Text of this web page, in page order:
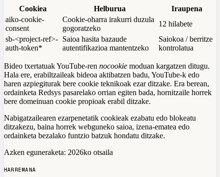
Cookiea Helburua
Iraupena
aiko-cookie-
consent
Cookie-oharra irakurri duzula
gogoratzeko
12 hilabete
sb-<project-ref>-
auth-token*
Saioa hasita bazaude
autentifikazioa mantentzeko
Saiokoa / berritze
kontrolatua
Bideo txertatuak YouTube-ren nocookie moduan kargatzen ditugu.
Hala ere, erabiltzaileak bideoa aktibatzen badu, YouTube-k edo
haren azpiegiturak bere cookie teknikoak ezar ditzake. Era berean,
ordainketa Redsys pasarelako orrian egiten bada, hornitzaile horrek
bere domeinuan cookie propioak erabil ditzake.
Nabigatzailearen ezarpenetatik cookieak ezabatu edo blokeatu
ditzakezu, baina horrek webguneko saioa, izena-ematea edo
ordainketa bezalako funtzio batzuk hondatu ditzake.
Azken eguneraketa: 2026ko otsaila
HARREMANA